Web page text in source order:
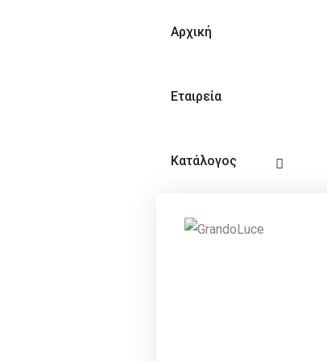
Αρχική
Εταιρεία
Κατάλογος
Video